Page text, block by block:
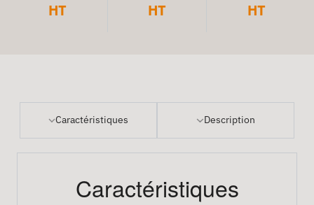
HT
HT
HT
Caractéristiques Description
Caractéristiques